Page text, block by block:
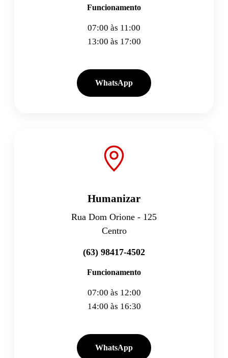
Funcionamento
07:00 às 11:00
13:00 às 17:00
WhatsApp
Humanizar
Rua Dom Orione - 125
Centro
(63) 98417-4502
Funcionamento
07:00 às 12:00
14:00 às 16:30
WhatsApp